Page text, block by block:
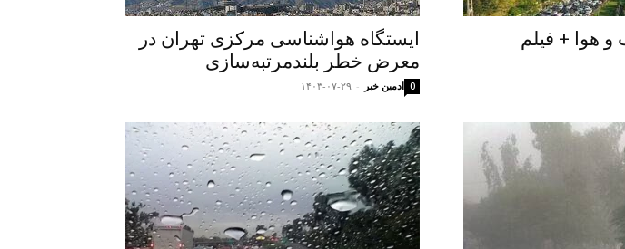
ایستگاه هواشناسی مرکزی تهران در
معرض خطر بلندمرتبه‌سازی
ادمین خبر - ۱۴۰۳-۰۷-۲۹ 0
هوا + فیلم